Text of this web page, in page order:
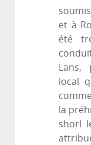
et à
été
Lans,
local
la
shorl